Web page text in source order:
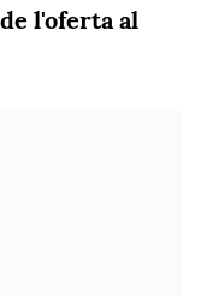
l'oferta al